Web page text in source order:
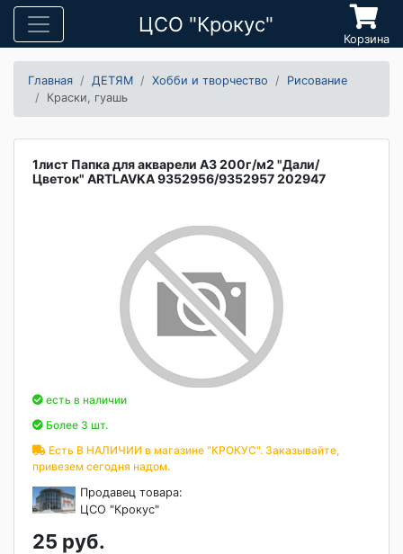
ЦСО "Крокус"
Корзина
Главная ДЕТЯМ Хобби и творчество
Рисование
Краски, гуашь
1лист Папка для акварели А3 200г/м2 "Дали/
Цветок" ARTLAVKA 9352956/9352957 202947
есть в наличии
Более 3 шт.
Есть В НАЛИЧИИ в магазине "КРОКУС". Заказывайте,
привезем сегодня надом.
Продавец товара:
ЦСО "Крокус"
25 руб.